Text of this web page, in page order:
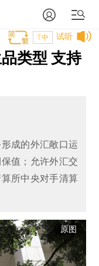
试听
T中
类型 支持
成的外汇敞口运
值；允许外汇交
所中央对手清算
原图